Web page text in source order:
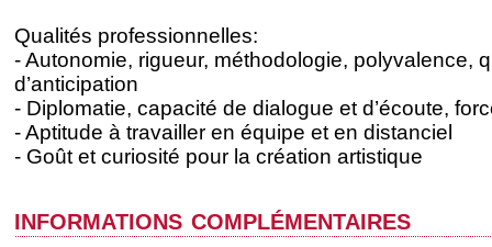
Qualités professionnelles:
- Autonomie, rigueur, méthodologie, polyvalence,
d’anticipation
- Diplomatie, capacité de dialogue et d’écoute,
- Aptitude à travailler en équipe et en distanciel
- Goût et curiosité pour la création artistique
informations complémentaires